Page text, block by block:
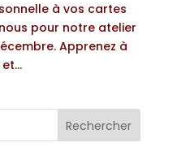
à vos cartes
pour notre atelier
Apprenez à
Rechercher